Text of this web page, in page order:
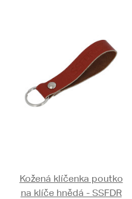
Kožená klíčenka poutko
na klíče hnědá - SSFDR